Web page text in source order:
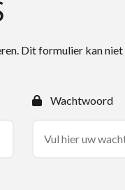
Dit formulier kan
Wachtwoord